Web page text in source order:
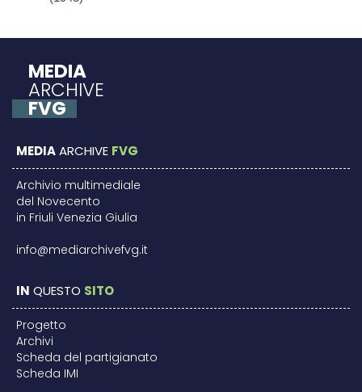
MEDIA
ARCHIVE
FVG
MEDIAARCHIVE FVG
Archivio multimediale
del Novecento
in Friuli Venezia Giulia
info@mediarchivefvg.it
IN QUESTO SITO
Progetto
Archivi
Scheda del partigianato
Scheda IMI